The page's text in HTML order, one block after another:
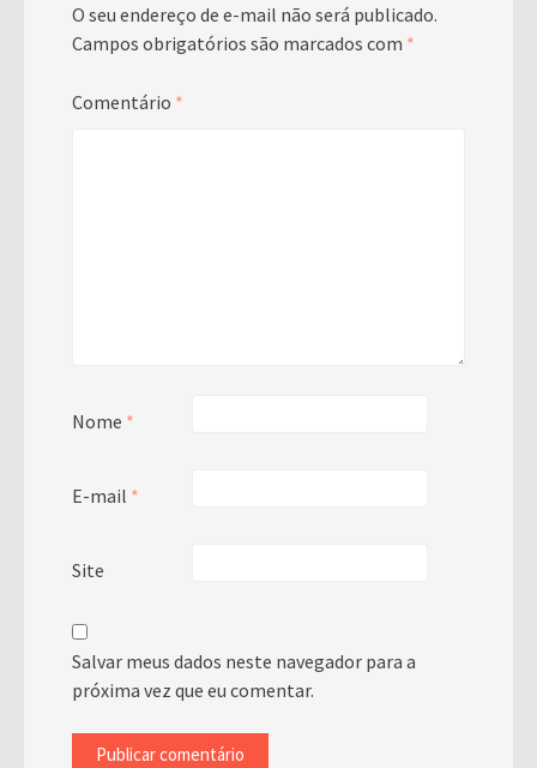
O seu endereço de e-mail não será publicado.
Campos obrigatórios são marcados com *
Comentário *
Nome *
E-mail *
Site
Salvar meus dados neste navegador para a
próxima vez que eu comentar.